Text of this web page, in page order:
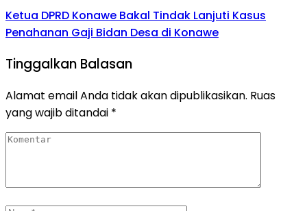
Ketua DPRD Konawe Bakal Tindak Lanjuti Kasus
Penahanan Gaji Bidan Desa di Konawe
Tinggalkan Balasan
Alamat email Anda tidak akan dipublikasikan. Ruas
yang wajib ditandai *